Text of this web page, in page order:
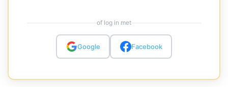
of log in met
Google Facebook